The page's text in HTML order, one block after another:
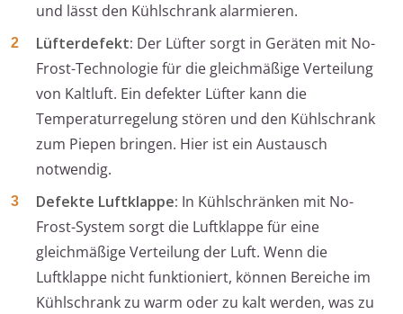
und lässt den Kühlschrank alarmieren.
Lüfterdefekt: Der Lüfter sorgt in Geräten mit No-
Frost-Technologie für die gleichmäßige Verteilung
von Kaltluft. Ein defekter Lüfter kann die
Temperaturregelung stören und den Kühlschrank
zum Piepen bringen. Hier ist ein Austausch
notwendig.
Defekte Luftklappe: In Kühlschränken mit No-
Frost-System sorgt die Luftklappe für eine
gleichmäßige Verteilung der Luft. Wenn die
Luftklappe nicht funktioniert, können Bereiche im
Kühlschrank zu warm oder zu kalt werden, was zu